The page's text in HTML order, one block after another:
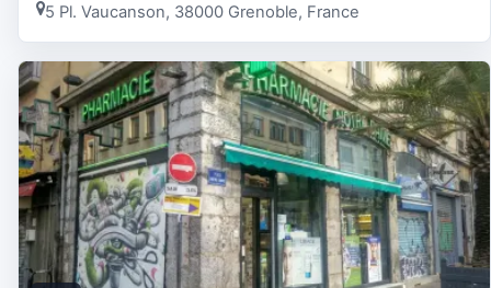
5 Pl. Vaucanson, 38000 Grenoble, France